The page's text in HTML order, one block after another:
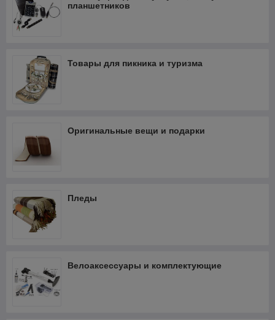
планшетников
Товары для пикника и туризма
Оригинальные вещи и подарки
Пледы
Велоаксессуары и комплектующие